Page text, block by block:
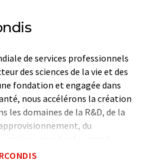
de services professionnels
des sciences de la vie et des
fondation et engagée dans
nous accélérons la création
les domaines de la R&D, de la
du